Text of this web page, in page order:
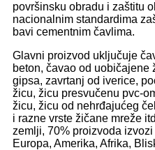
površinsku obradu i zaštitu
nacionalnim standardima
bavi cementnim čavlima.
Glavni proizvod uključuje
beton, čavao od uobičajene
gipsa, zavrtanj od iverice,
žicu, žicu presvučenu pvc-
žicu, žicu od nehrđajućeg
i razne vrste žičane mreže
zemlji, 70% proizvoda
Europa, Amerika, Afrika,